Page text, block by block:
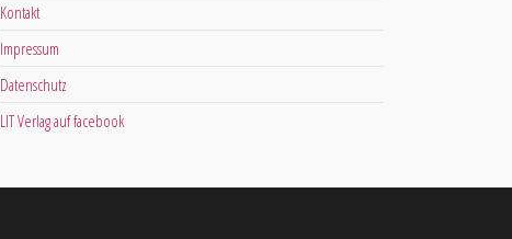
Kontakt
Impressum
Datenschutz
LIT Verlag auf facebook